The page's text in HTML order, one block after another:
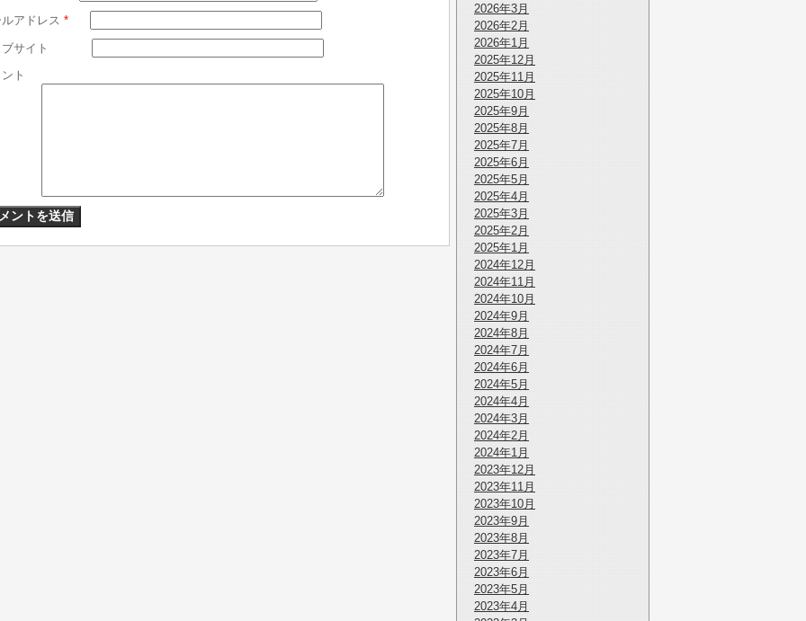
2026年3月
2026年2月
2026年1月
2025年12月
2025年11月
2025年10月
2025年9月
2025年8月
2025年7月
2025年6月
2025年5月
2025年4月
2025年3月
2025年2月
2025年1月
2024年12月
2024年11月
2024年10月
2024年9月
2024年8月
2024年7月
2024年6月
2024年5月
2024年4月
2024年3月
2024年2月
2024年1月
2023年12月
2023年11月
2023年10月
2023年9月
2023年8月
2023年7月
2023年6月
2023年5月
2023年4月
アドレス *
サイト
ト